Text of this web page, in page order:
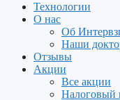
Технологии
О нас
Об
Наши
Отзывы
Акции
Все акции
Налоговый